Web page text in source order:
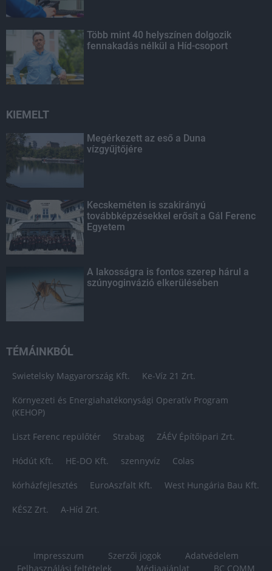
Több mint 40 helyszínen dolgozik
fennakadás nélkül a Híd-csoport
KIEMELT
Megérkezett az eső a Duna
vízgyűjtőjére
Kecskeméten is szakirányú
továbbképzésekkel erősít a Gál Ferenc
Egyetem
A lakosságra is fontos szerep hárul a
szúnyoginvázió elkerülésében
TÉMÁINKBÓL
Swietelsky Magyarország Kft. Ke-Víz 21 Zrt.
Környezeti és Energiahatékonysági Operatív Program
(KEHOP)
Liszt Ferenc repülőtér Strabag ZÁÉV Építőipari Zrt.
Hódút Kft. HE-DO Kft. szennyvíz Colas
kórházfejlesztés EuroAszfalt Kft. West Hungária Bau Kft.
KÉSZ Zrt. A-Híd Zrt.
Impresszum Szerzői jogok
Adatvédelem
Felhasználási feltételek
Médiaajánlat BC COMM